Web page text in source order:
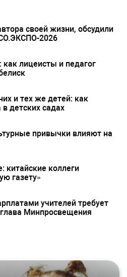
своей жизни, обсудили
2026
лицеисты и педагог
и тех же детей: как
в детских садах
привычки влияют на
китайские коллеги
газету»
учителей требует
Минпросвещения